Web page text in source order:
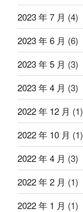
2023 年 7 月 (4)
2023 年 6 月 (6)
2023 年 5 月 (3)
2023 年 4 月 (3)
2022 年 12 月 (1)
2022 年 10 月 (1)
2022 年 4 月 (3)
2022 年 2 月 (1)
2022 年 1 月 (1)